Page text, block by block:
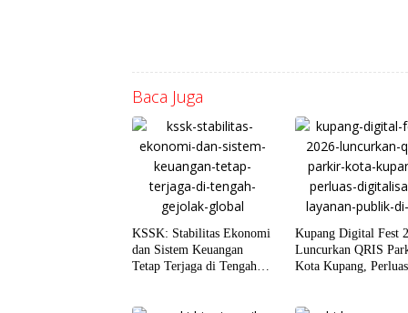
Baca Juga
KSSK: Stabilitas Ekonomi
dan Sistem Keuangan
Tetap Terjaga di Tengah
Kupang Digital Fest
Luncurkan QRIS
Kota Kupang, Perluas